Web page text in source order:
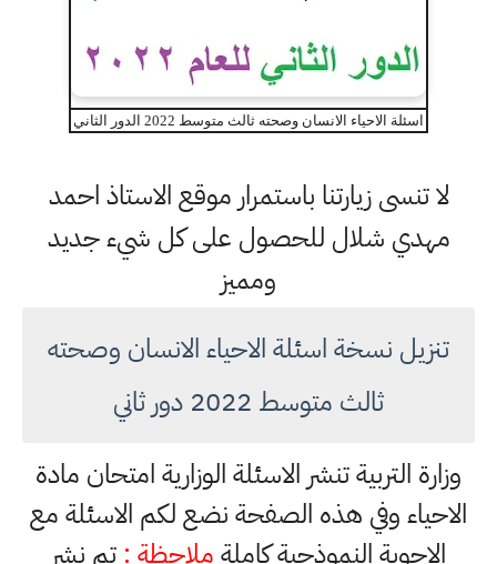
اسئلة الاحياء الانسان وصحته ثالث متوسط 2022 الدور الثاني
لا تنسى زيارتنا باستمرار موقع الاستاذ احمد
مهدي شلال للحصول على كل شيء جديد
ومميز
تنزيل نسخة اسئلة الاحياء الانسان وصحته
ثالث متوسط 2022 دور ثاني
وزارة التربية تنشر الاسئلة الوزارية امتحان مادة
الاحياء وفي هذه الصفحة نضع لكم الاسئلة مع
الاجوبة النموذجية كاملةملاحظة : تم نشر